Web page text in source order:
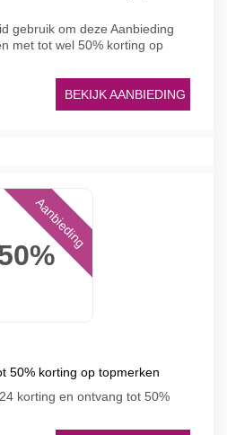
gebruik om deze Aanbieding
met tot wel 50% korting op
BEKIJK AANBIEDING
Aanbieding
50% korting op topmerken
korting en ontvang tot 50%